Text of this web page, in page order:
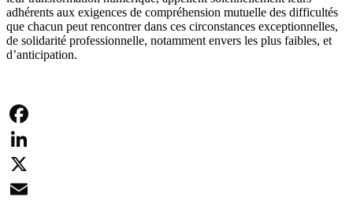
adhérents aux exigences de compréhension mutuelle des difficultés
que chacun peut rencontrer dans ces circonstances exceptionnelles,
de solidarité professionnelle, notamment envers les plus faibles, et
d’anticipation.
Facebook
LinkedIn
X